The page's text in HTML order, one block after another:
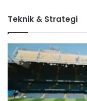
Teknik & Strategi